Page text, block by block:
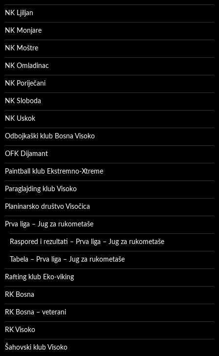
NK Ljiljan
NK Monjare
NK Moštre
NK Omladinac
NK Poriječani
NK Sloboda
NK Uskok
Odbojkaški klub Bosna Visoko
OFK Dijamant
Paintball klub Ekstremno-Xtreme
Paraglajding klub Visoko
Planinarsko društvo Visočica
Prva liga – Jug za rukometaše
Raspored i rezultati – Prva liga – Jug za rukometaše
Tabela – Prva liga – Jug za rukometaše
Rafting klub Eko-viking
RK Bosna
RK Bosna – veterani
RK Visoko
Šahovski klub Visoko